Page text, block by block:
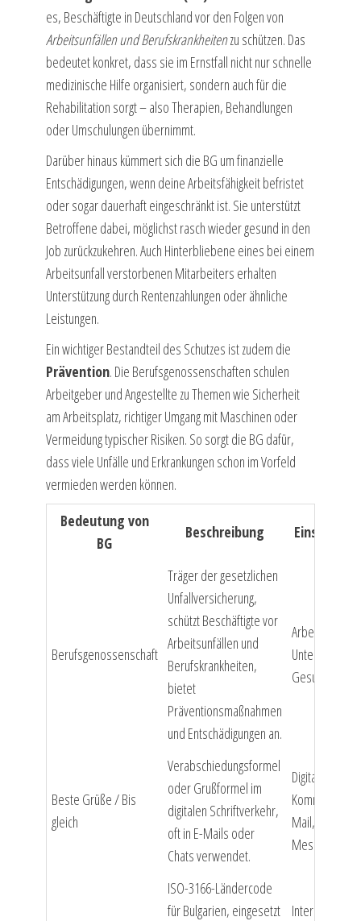
es, Beschäftigte in Deutschland vor den Folgen von
Arbeitsunfällen und Berufskrankheitenzu schützen. Das
bedeutet konkret, dass sie im Ernstfall nicht nur schnelle
medizinische Hilfe organisiert, sondern auch für die
Rehabilitation sorgt – also Therapien, Behandlungen
oder Umschulungen übernimmt.
Darüber hinaus kümmert sich die BG um finanzielle
Entschädigungen, wenn deine Arbeitsfähigkeit befristet
oder sogar dauerhaft eingeschränkt ist. Sie unterstützt
Betroffene dabei, möglichst rasch wieder gesund in den
Job zurückzukehren. Auch Hinterbliebene eines bei einem
Arbeitsunfall verstorbenen Mitarbeiters erhalten
Unterstützung durch Rentenzahlungen oder ähnliche
Leistungen.
Ein wichtiger Bestandteil des Schutzes ist zudem die
Prävention. Die Berufsgenossenschaften schulen
Arbeitgeber und Angestellte zu Themen wie Sicherheit
am Arbeitsplatz, richtiger Umgang mit Maschinen oder
Vermeidung typischer Risiken. So sorgt die BG dafür,
dass viele Unfälle und Erkrankungen schon im Vorfeld
vermieden werden können.
Bedeutung von
BG
Beschreibung
Berufsgenossenschaft
Träger der gesetzlichen
Unfallversicherung,
schützt Beschäftigte vor
Arbeitsunfällen und
Berufskrankheiten,
bietet
Präventionsmaßnahmen
und Entschädigungen an.
Arbeitswelt,
Unternehmen,
Beste Grüße / Bis
gleich
Verabschiedungsformel
oder Grußformel im
digitalen Schriftverkehr,
oft in E-Mails oder
Chats verwendet.
Digitale
Mail, Chat,
Messenger)
ISO-3166-Ländercode
für Bulgarien, eingesetzt
Internationale